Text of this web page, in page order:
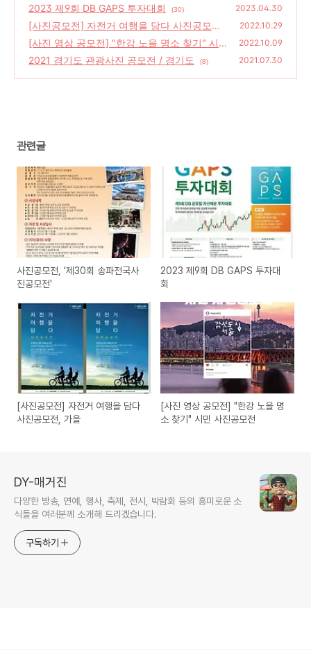
2023 제9회 DB GAPS 투자대회 (30) 2023.04.30
[사진공모전] 자전거 여행을 담다 사진공모전,
가을
(24)
2022.10.29
[사진 영상 공모전] "한강 노을 명소 찾기" 시
민 사진공모전
(4)
2022.10.09
2021 경기도 관광사진 공모전 / 경기도 (8) 2021.07.30
관련글
사진공모전, '제30회 송파전국사
진공모전'
2023 제9회 DB GAPS 투자대
회
[사진공모전] 자전거 여행을 담다
사진공모전, 가을
[사진 영상 공모전] "한강 노을 명
소 찾기" 시민 사진공모전
DY-매거진
다양한 방송, 연예, 행사, 축제, 전시, 박람회 등의 흥미로운 소
식들을 여러분께 소개해 드리겠습니다.
구독하기